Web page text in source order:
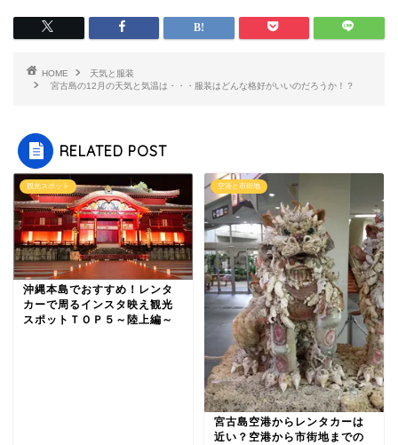
HOME
天気と服装
宮古島の12月の天気と気温は・・・服装はどんな格好がいいのだろうか！？
RELATED POST
観光スポット
沖縄本島でおすすめ！レンタ
カーで周るインスタ映え観光
スポットＴＯＰ５～陸上編～
空港と市街地
宮古島空港からレンタカーは
近い？空港から市街地までの